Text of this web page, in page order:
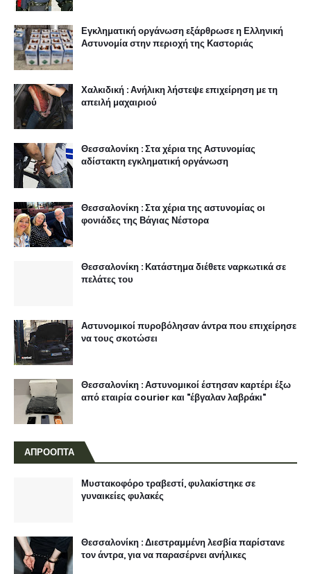
Εγκληματική οργάνωση εξάρθρωσε η Ελληνική
Αστυνομία στην περιοχή της Καστοριάς
Χαλκιδική : Ανήλικη λήστεψε επιχείρηση με τη
απειλή μαχαιριού
Θεσσαλονίκη : Στα χέρια της Αστυνομίας
αδίστακτη εγκληματική οργάνωση
Θεσσαλονίκη : Στα χέρια της αστυνομίας οι
φονιάδες της Βάγιας Νέστορα
Θεσσαλονίκη : Κατάστημα διέθετε ναρκωτικά σε
πελάτες του
Αστυνομικοί πυροβόλησαν άντρα που επιχείρησε
να τους σκοτώσει
Θεσσαλονίκη : Αστυνομικοί έστησαν καρτέρι έξω
από εταιρία courier και "έβγαλαν λαβράκι"
ΑΠΡΟΟΠΤΑ
Μυστακοφόρο τραβεστί, φυλακίστηκε σε
γυναικείες φυλακές
Θεσσαλονίκη : Διεστραμμένη λεσβία παρίστανε
τον άντρα, για να παρασέρνει ανήλικες